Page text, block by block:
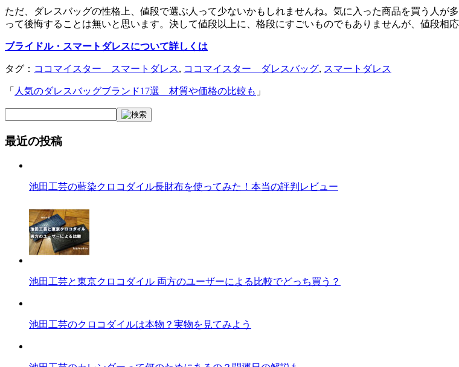
ただ、ダレスバッグの性格上、値段で選ぶ人って少ないかもしれませんね。気に入った商品を買う人
って後悔することは無いと思います。決して値段以上に、格段にすごいものでもありませんが、値段相
ブライドル・スマートダレスについて詳しくは
タグ： ココマイスター スマートダレス, ココマイスター ダレスバッグ, スマートダレス
「 人気のダレスバッグブランド17選 材質や価格の比較も 」
最近の投稿
池田工芸の藍染クロコダイル長財布を使ってみた！本当の評判レビュー
池田工芸と東京クロコダイル 両方のユーザーによる比較でどっち買う？
池田工芸のクロコダイルは本物？実物を見てみよう